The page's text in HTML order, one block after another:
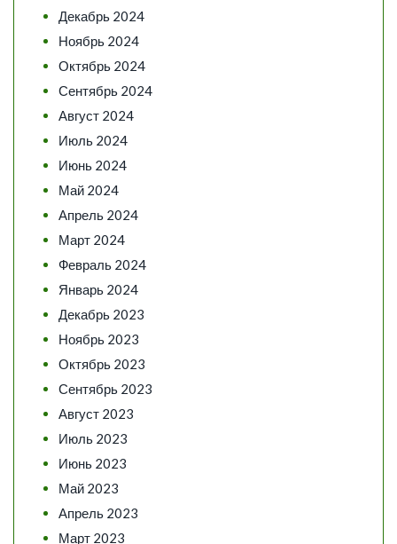
Декабрь 2024
Ноябрь 2024
Октябрь 2024
Сентябрь 2024
Август 2024
Июль 2024
Июнь 2024
Май 2024
Апрель 2024
Март 2024
Февраль 2024
Январь 2024
Декабрь 2023
Ноябрь 2023
Октябрь 2023
Сентябрь 2023
Август 2023
Июль 2023
Июнь 2023
Май 2023
Апрель 2023
Март 2023